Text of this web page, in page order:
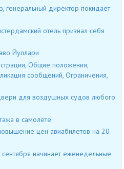
генеральный директор покидает
отель признал себя
Йуллари
Общие положения,
сообщений, Ограничения,
для воздушных судов любого
в самолёте
цен авиабилетов на 20
сентября начинает еженедельные